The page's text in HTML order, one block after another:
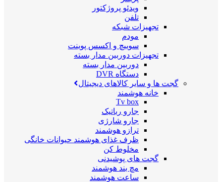
ویدئو پروژکتور
تلفن
تجهیزات شبکه
مودم
سوییچ و اکسس پوینت
تجهیزات دوربین مدار بسته
دوربین مدار بسته
دستگاه DVR
گجت ها و سایر کالاهای دیجیتال
خانه هوشمند
Tv box
جارو رباتیک
جارو شارژی
ترازو هوشمند
ظرف غذای هوشمند حیوانات خانگی
مخلوط کن
گجت های پوشیدنی
مچ بند هوشمند
ساعت هوشمند